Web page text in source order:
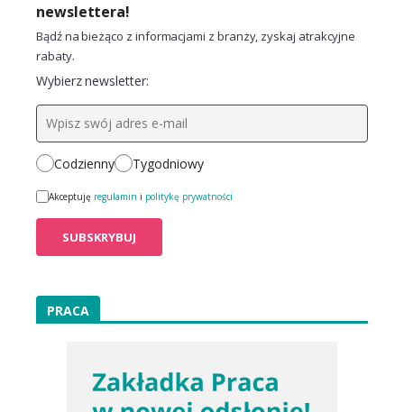
newslettera!
Bądź na bieżąco z informacjami z branży, zyskaj atrakcyjne
rabaty.
Wybierz newsletter:
Codzienny Tygodniowy
Akceptuję regulamin i politykę prywatności
PRACA